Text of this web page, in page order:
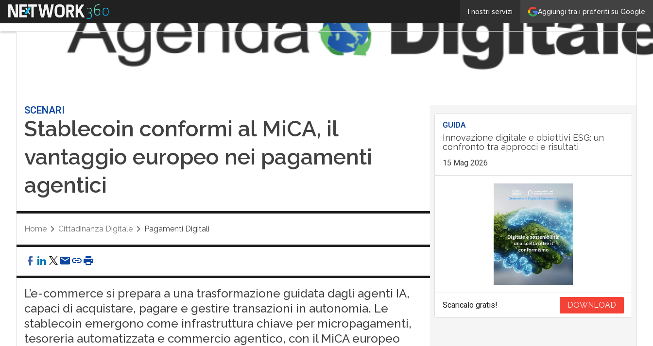
Aggiungi tra i preferiti su Google
I nostri servizi
Menu
SCENARI
Stablecoin conformi al MiCA, il
vantaggio europeo nei pagamenti
agentici
Home Cittadinanza Digitale Pagamenti Digitali
L’e-commerce si prepara a una trasformazione guidata dagli agenti IA,
capaci di acquistare, pagare e gestire transazioni in autonomia. Le
stablecoin emergono come infrastruttura chiave per micropagamenti,
tesoreria automatizzata e commercio agentico, con il MiCA europeo
GUIDA
Innovazione digitale e obiettivi ESG: un
confronto tra approcci e risultati
15 Mag 2026
Scaricalo gratis! DOWNLOAD